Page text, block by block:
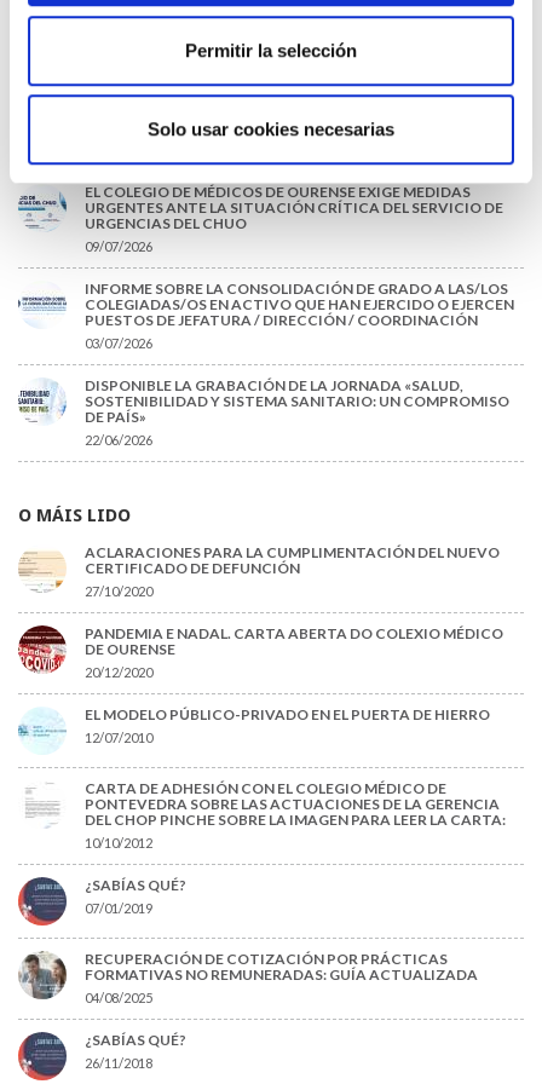
Permitir la selección
Solo usar cookies necesarias
TRÁFICO SUPRIME LAS EXENCIONES MÉDICAS PARA EL USO
EL AUMENTO DE PRIMAS A MUFACE NO MEJORA LAS
MUTUALISTAS
EL COLEGIO DE MÉDICOS DE OURENSE EXIGE MEDIDAS
URGENTES ANTE LA SITUACIÓN CRÍTICA DEL SERVICIO DE
URGENCIAS DEL CHUO
09/07/2026
INFORME SOBRE LA CONSOLIDACIÓN DE GRADO A LAS/LOS
COLEGIADAS/OS EN ACTIVO QUE HAN EJERCIDO O EJERCEN
PUESTOS DE JEFATURA / DIRECCIÓN / COORDINACIÓN
03/07/2026
DISPONIBLE LA GRABACIÓN DE LA JORNADA «SALUD,
SOSTENIBILIDAD Y SISTEMA SANITARIO: UN COMPROMISO
DE PAÍS»
22/06/2026
O MÁIS LIDO
ACLARACIONES PARA LA CUMPLIMENTACIÓN DEL NUEVO
CERTIFICADO DE DEFUNCIÓN
27/10/2020
PANDEMIA E NADAL. CARTA ABERTA DO COLEXIO MÉDICO
DE OURENSE
20/12/2020
EL MODELO PÚBLICO-PRIVADO EN EL PUERTA DE HIERRO
12/07/2010
CARTA DE ADHESIÓN CON EL COLEGIO MÉDICO DE
PONTEVEDRA SOBRE LAS ACTUACIONES DE LA GERENCIA
DEL CHOP PINCHE SOBRE LA IMAGEN PARA LEER LA CARTA:
10/10/2012
¿SABÍAS QUÉ?
07/01/2019
RECUPERACIÓN DE COTIZACIÓN POR PRÁCTICAS
FORMATIVAS NO REMUNERADAS: GUÍA ACTUALIZADA
04/08/2025
¿SABÍAS QUÉ?
26/11/2018